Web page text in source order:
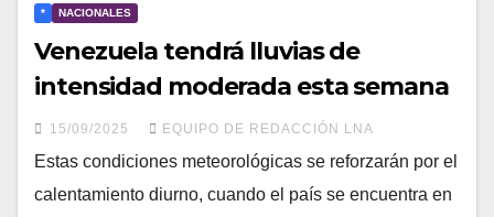
* NACIONALES
Venezuela tendrá lluvias de
intensidad moderada esta semana
15/09/2025 EQUIPO DE REDACCIÓN LNA
Estas condiciones meteorológicas se reforzarán por el
calentamiento diurno, cuando el país se encuentra en